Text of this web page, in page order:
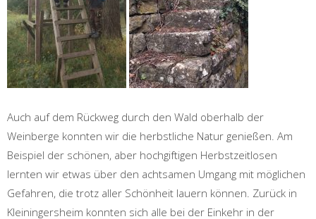
Auch auf dem Rückweg durch den Wald oberhalb der
Weinberge konnten wir die herbstliche Natur genießen. Am
Beispiel der schönen, aber hochgiftigen Herbstzeitlosen
lernten wir etwas über den achtsamen Umgang mit möglichen
Gefahren, die trotz aller Schönheit lauern können. Zurück in
Kleiningersheim konnten sich alle bei der Einkehr in der